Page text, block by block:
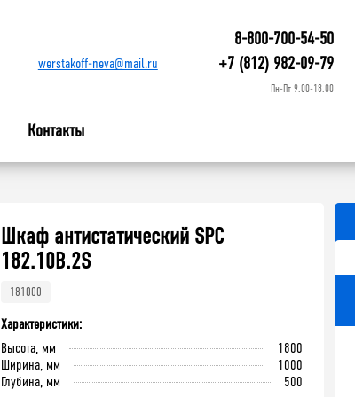
werstakoff-neva@mail.ru
8-800-700-54-50
+7 (812) 982-09-79
Пн-Пт 9.00-18.00
Контакты
Шкаф антистатический SPC
182.10B.2S
181000
Характеристики:
Высота, мм
1800
Ширина, мм
1000
Глубина, мм
500